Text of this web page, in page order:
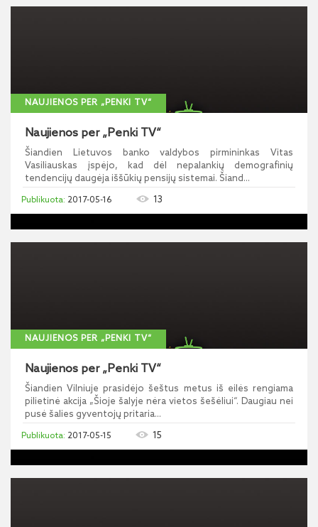
NAUJIENOS PER „PENKI TV“
Naujienos per „Penki TV“
Šiandien Lietuvos banko valdybos pirmininkas Vitas
Vasiliauskas įspėjo, kad dėl nepalankių demografinių
tendencijų daugėja iššūkių pensijų sistemai. Šiand...
2017-05-16 13
NAUJIENOS PER „PENKI TV“
Naujienos per „Penki TV“
Šiandien Vilniuje prasidėjo šeštus metus iš eilės rengiama
pilietinė akcija „Šioje šalyje nėra vietos šešėliui“. Daugiau nei
pusė šalies gyventojų pritaria...
2017-05-15 15